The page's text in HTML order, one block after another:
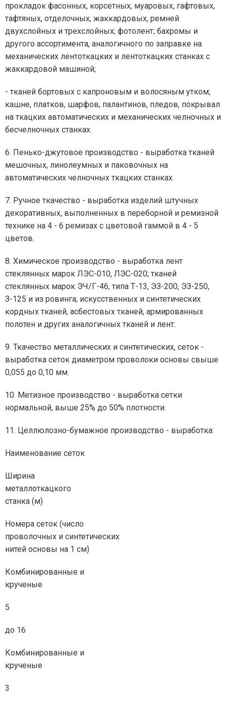
прокладок фасонных, корсетных, муаровых, гафтовых,
тафтяных, отделочных, жаккардовых, ремней
двухслойных и трехслойных; фотолент; бахромы и
другого ассортимента, аналогичного по заправке на
механических лентоткацких и лентоткацких станках с
жаккардовой машиной;
- тканей бортовых с капроновым и волосяным утком;
кашне, платков, шарфов, палантинов, пледов, покрывал
на ткацких автоматических и механических челночных и
бесчелночных станках.
6. Пенько-джутовое производство - выработка тканей
мешочных, линолеумных и паковочных на
автоматических челночных ткацких станках.
7. Ручное ткачество - выработка изделий штучных
декоративных, выполненных в переборной и ремизной
технике на 4 - 6 ремизах с цветовой гаммой в 4 - 5
цветов.
8. Химическое производство - выработка лент
стеклянных марок ЛЭС-010, ЛЭС-020; тканей
стеклянных марок ЭЧ/Г-46, типа Т-13, ЭЗ-200, ЭЗ-250,
З-125 и из ровинга; искусственных и синтетических
кордных тканей, асбестовых тканей, армированных
полотен и других аналогичных тканей и лент.
9. Ткачество металлических и синтетических, сеток -
выработка сеток диаметром проволоки основы свыше
0,055 до 0,10 мм.
10. Метизное производство - выработка сетки
нормальной, выше 25% до 50% плотности.
11. Целлюлозно-бумажное производство - выработка:
Наименование сеток
Ширина
металлоткацкого
станка (м)
Номера сеток (число
проволочных и синтетических
нитей основы на 1 см)
Комбинированные и
крученые
5
до 16
Комбинированные и
крученые
3